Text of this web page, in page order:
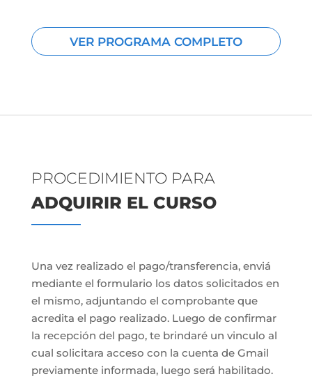
VER PROGRAMA COMPLETO
PROCEDIMIENTO PARA
ADQUIRIR EL CURSO
Una vez realizado el pago/transferencia, enviá
mediante el formulario los datos solicitados en
el mismo, adjuntando el comprobante que
acredita el pago realizado. Luego de confirmar
la recepción del pago, te brindaré un vinculo al
cual solicitara acceso con la cuenta de Gmail
previamente informada, luego será habilitado.